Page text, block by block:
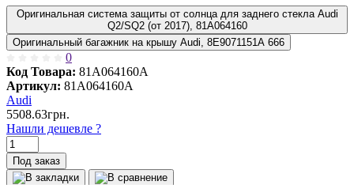
Оригинальная система защиты от солнца для заднего стекла Audi
Q2/SQ2 (от 2017), 81A064160
Оригинальный багажник на крышу Audi, 8E9071151A 666
0
Код Товара: 81A064160A
Артикул: 81A064160A
Audi
5508.63грн.
Нашли дешевле ?
Под заказ